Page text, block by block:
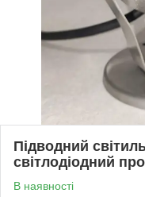
Підводний
світлодіодний
В наявності